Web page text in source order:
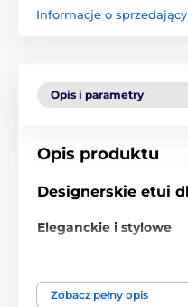
Informacje o
Opis i parametry
Opis produktu
Designerskie etui
Eleganckie i stylowe
telefon Nokia 3.4,
przypominająca skórę
Zobacz pełny opis